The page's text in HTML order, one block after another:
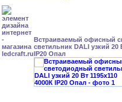
Встраиваемый офисный
светильник DALI узкий 20
IP20 Опал